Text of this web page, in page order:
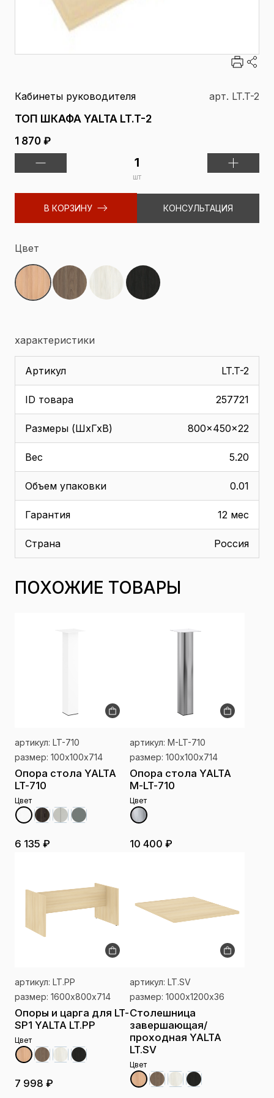
Кабинеты руководителя арт. LT.T-2
ТОП ШКАФА YALTA LT.T-2
1 870 ₽
шт
В КОРЗИНУ КОНСУЛЬТАЦИЯ
Цвет
характеристики
Артикул LT.T-2
ID товара 257721
Размеры (ШхГхВ) 800x450x22
Вес 5.20
Объем упаковки 0.01
Гарантия 12 мес
Страна Россия
ПОХОЖИЕ ТОВАРЫ
артикул: LT-710
размер: 100х100х714
Опора стола YALTA
LT-710
Цвет
6 135 ₽
артикул: M-LT-710
размер: 100х100х714
Опора стола YALTA
M-LT-710
Цвет
10 400 ₽
артикул: LT.PP
размер: 1600х800х714
Опоры и царга для LT-
SP1 YALTA LT.PP
Цвет
7 998 ₽
артикул: LT.SV
размер: 1000х1200х36
Столешница
завершающая/
проходная YALTA
LT.SV
Цвет